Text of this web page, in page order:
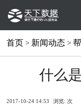
首页 > 新闻动态 >
什么
2017-10-24 14:53 浏览: 次